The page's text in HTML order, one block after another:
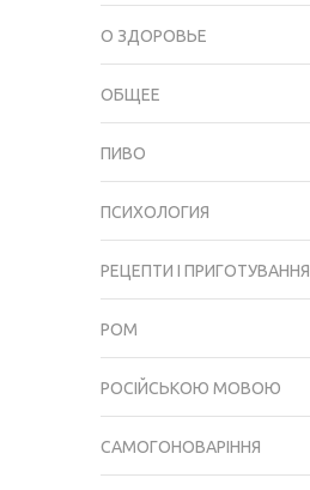
О ЗДОРОВЬЕ
ОБЩЕЕ
ПИВО
ПСИХОЛОГИЯ
РЕЦЕПТИ І ПРИГОТУВАННЯ
РОМ
РОСІЙСЬКОЮ МОВОЮ
САМОГОНОВАРІННЯ